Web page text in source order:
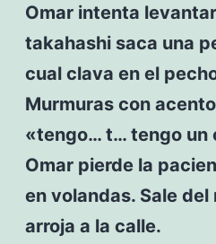
Omar intenta
takahashi saca una
cual clava en el
Murmuras con
«tengo… t… tengo un
Omar pierde la
en volandas. Sale
arroja a la calle.